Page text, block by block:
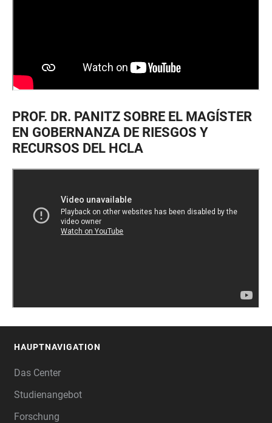
PROF. DR. PANITZ SOBRE EL MAGÍSTER
EN GOBERNANZA DE RIESGOS Y
RECURSOS DEL HCLA
HAUPTNAVIGATION
Das Center
Studienangebot
Forschung